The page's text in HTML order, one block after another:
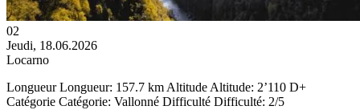
02
Jeudi, 18.06.2026
Locarno
Longueur Longueur: 157.7 kmAltitudeAltitude: 2’110 D+
Catégorie Catégorie: Vallonné Difficulté Difficulté: 2/5